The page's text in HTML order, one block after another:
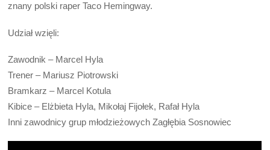
znany polski raper Taco Hemingway.
Udział wzięli:
Zawodnik – Marcel Hyla
Trener – Mariusz Piotrowski
Bramkarz – Marcel Kotula
Kibice – Elżbieta Hyla, Mikołaj Fijołek, Rafał Hyla
Inni zawodnicy grup młodzieżowych Zagłębia Sosnowiec